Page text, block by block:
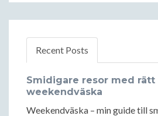
Recent Posts
Smidigare resor med rätt
weekendväska
Weekendväska – min guide till